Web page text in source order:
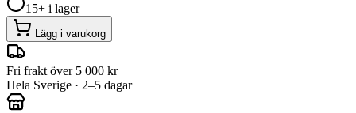
15+ i lager
Lägg i varukorg
Fri frakt över 5 000 kr
Hela Sverige · 2–5 dagar